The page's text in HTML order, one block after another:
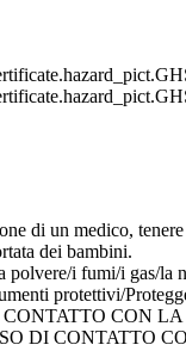
di un medico,
dei bambini.
polvere/i fumi/i gas/la
protettivi/
CON LA
DI CONTATTO